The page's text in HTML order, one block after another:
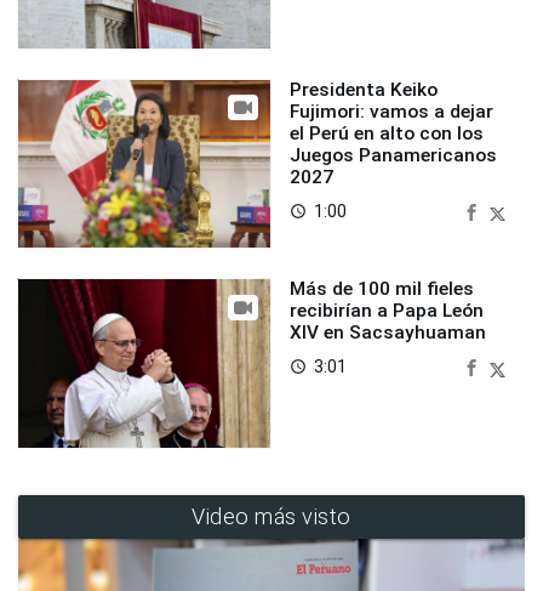
Presidenta Keiko
Fujimori: vamos a dejar
el Perú en alto con los
Juegos Panamericanos
2027
access_time 1:00
Más de 100 mil fieles
recibirían a Papa León
XIV en Sacsayhuaman
access_time 3:01
Video más visto